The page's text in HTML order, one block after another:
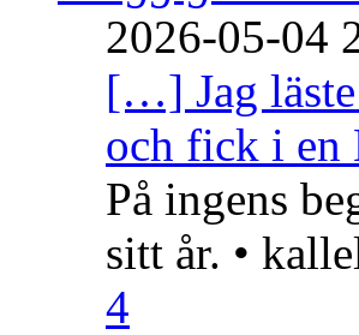
2026-05-04
[…] Jag läste
och fick i en
På ingens
sitt år. •
4